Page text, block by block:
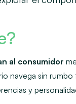
al consumidor
navega sin
y